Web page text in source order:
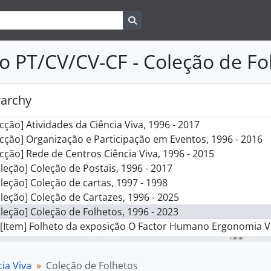
PT/CV/CV-CF - Coleção de
Planeamento e gestão estratégica, 1996
Comunicação e correspondência, 1996 - 2016
Gestão de recursos humanos, 1997 - 2015
Administração de direitos, bens e serviços, 1997 -
Gestão financeira, 1998 - 2016
Atividades de controlo e inspeção, 2001 - 2009
Relações Institucionais, 1996 - 2015
Concessão de apoios, 1995 - 2016
Atividades da Ciência Viva, 1996 - 2017
Organização e Participação em Eventos, 1996 - 2016
Rede de Centros Ciência Viva, 1996 - 2015
Coleção de Postais, 1996 - 2017
Coleção de cartas, 1997 - 1998
Coleção de Cartazes, 1996 - 2025
Coleção de Folhetos, 1996 - 2023
[Item] Folheto da exposição O Factor Humano Ergonomia
[Item] Internet.pt um dia com a internet, 2002
Viva Coleção de Folhetos